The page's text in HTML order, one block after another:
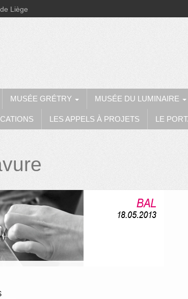
Liège
MUSÉE GRÉTRY MUSÉE DU LUMINAIRE
LES APPELS À PROJETS LE